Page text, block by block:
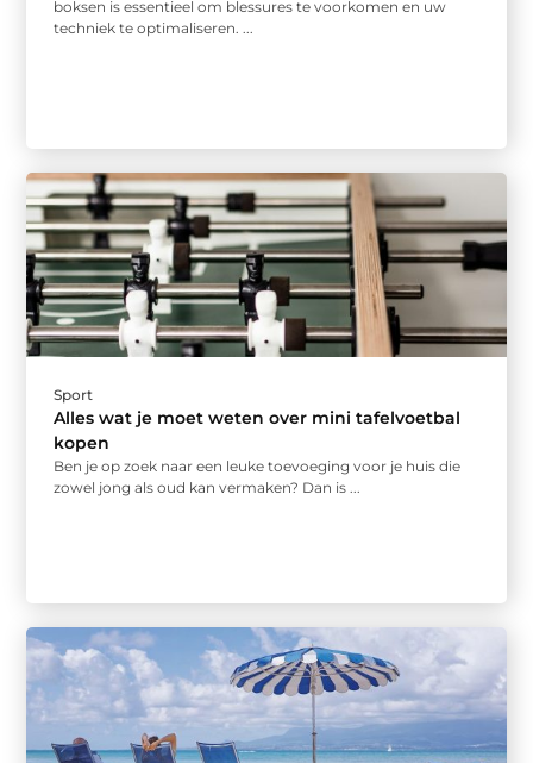
boksen is essentieel om blessures te voorkomen en uw
techniek te optimaliseren. ...
Sport
Alles wat je moet weten over mini tafelvoetbal
kopen
Ben je op zoek naar een leuke toevoeging voor je huis die
zowel jong als oud kan vermaken? Dan is ...